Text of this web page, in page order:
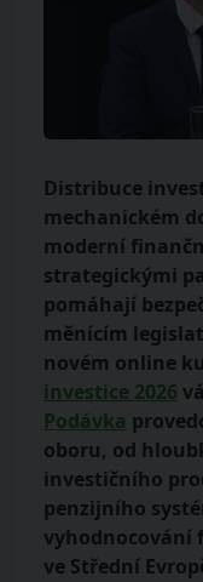
Distribuce
mechanickém
moderní
strategickými
pomáhají
měnícím
novém online
investice 2026
Podávka
oboru, od
investičního
penzijního
vyhodnocování
ve Střední